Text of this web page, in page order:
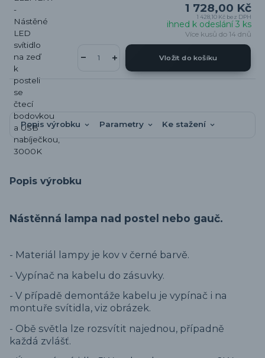
1 728,00 Kč
1 428,10 Kč bez DPH
ihned k odeslání 3 ks
Více kusů do 14 dnů
Vložit do košíku
Popis výrobku Parametry Ke stažení
Popis výrobku
Nástěnná lampa nad postel nebo gauč.
- Materiál lampy je kov v černé barvě.
- Vypínač na kabelu do zásuvky.
- V případě demontáže kabelu je vypínač i na
montuře svítidla, viz obrázek.
- Obě světla lze rozsvítit najednou, případně
každá zvlášť.